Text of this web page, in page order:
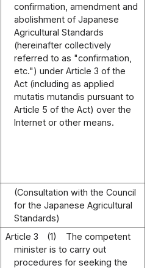
confirmation, amendment and
abolishment of Japanese
Agricultural Standards
(hereinafter collectively
referred to as "confirmation,
etc.") under Article 3 of the
Act (including as applied
mutatis mutandis pursuant to
Article 5 of the Act) over the
Internet or other means.
(Consultation with the Council
for the Japanese Agricultural
Standards)
Article 3 (1)
The competent
minister is to carry out
procedures for seeking the